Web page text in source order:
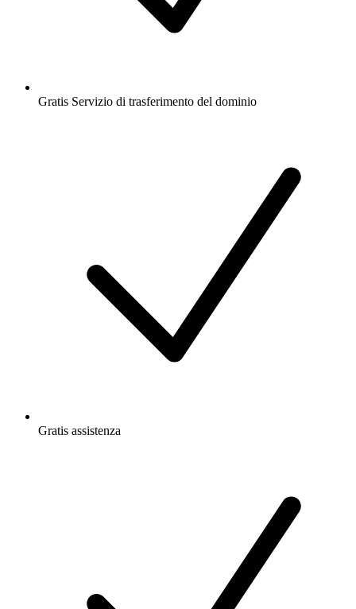
Gratis Servizio di trasferimento del dominio
Gratis assistenza